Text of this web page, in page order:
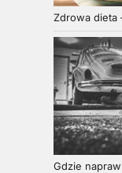
Zdrowa dieta
Gdzie